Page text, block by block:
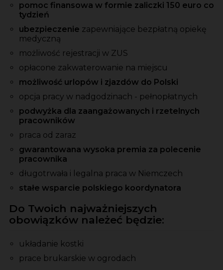
pomoc finansowa w formie zaliczki 150 euro co
tydzień
ubezpieczenie zapewniające bezpłatną opiekę
medyczną
możliwość rejestracji w ZUS
opłacone zakwaterowanie na miejscu
możliwość urlopów i zjazdów do Polski
opcja pracy w nadgodzinach - pełnopłatnych
podwyżka dla zaangażowanych i rzetelnych
pracowników
praca od zaraz
gwarantowana wysoka premia za polecenie
pracownika
długotrwała i legalna praca w Niemczech
stałe wsparcie polskiego koordynatora
Do Twoich najważniejszych
obowiązków należeć będzie:
układanie kostki
prace brukarskie w ogrodach